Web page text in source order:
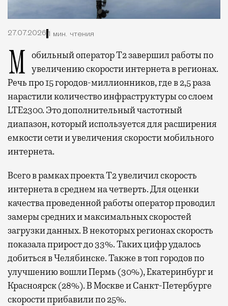
27.07.2026 1 мин. чтения
Мобильный оператор Т2 завершил работы по увеличению скорости интернета в регионах.
Речь про 15 городов-миллионников, где в 2,5 раза
нарастили количество инфраструктуры со слоем
LTE2300. Это дополнительный частотный
диапазон, который используется для расширения
емкости сети и увеличения скорости мобильного
интернета.
Всего в рамках проекта Т2 увеличил скорость
интернета в среднем на четверть. Для оценки
качества проведенной работы оператор проводил
замеры средних и максимальных скоростей
загрузки данных. В некоторых регионах скорость
показала прирост до 33%. Таких цифр удалось
добиться в Челябинске. Также в топ городов по
улучшению вошли Пермь (30%), Екатеринбург и
Красноярск (28%). В Москве и Санкт-Петербурге
скорости прибавили по 25%.